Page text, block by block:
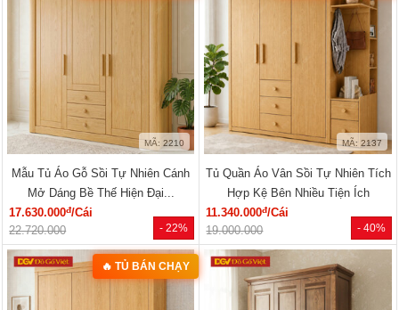
- 22%
MÃ: 2210
Mẫu Tủ Áo Gỗ Sồi Tự Nhiên Cánh
Mở Dáng Bề Thế Hiện Đại...
17.630.000đ/Cái
22.720.000
- 40%
MÃ: 2137
Tủ Quần Áo Vân Sồi Tự Nhiên Tích
Hợp Kệ Bên Nhiều Tiện Ích
11.340.000đ/Cái
19.000.000
🔥 TỦ BÁN CHẠY